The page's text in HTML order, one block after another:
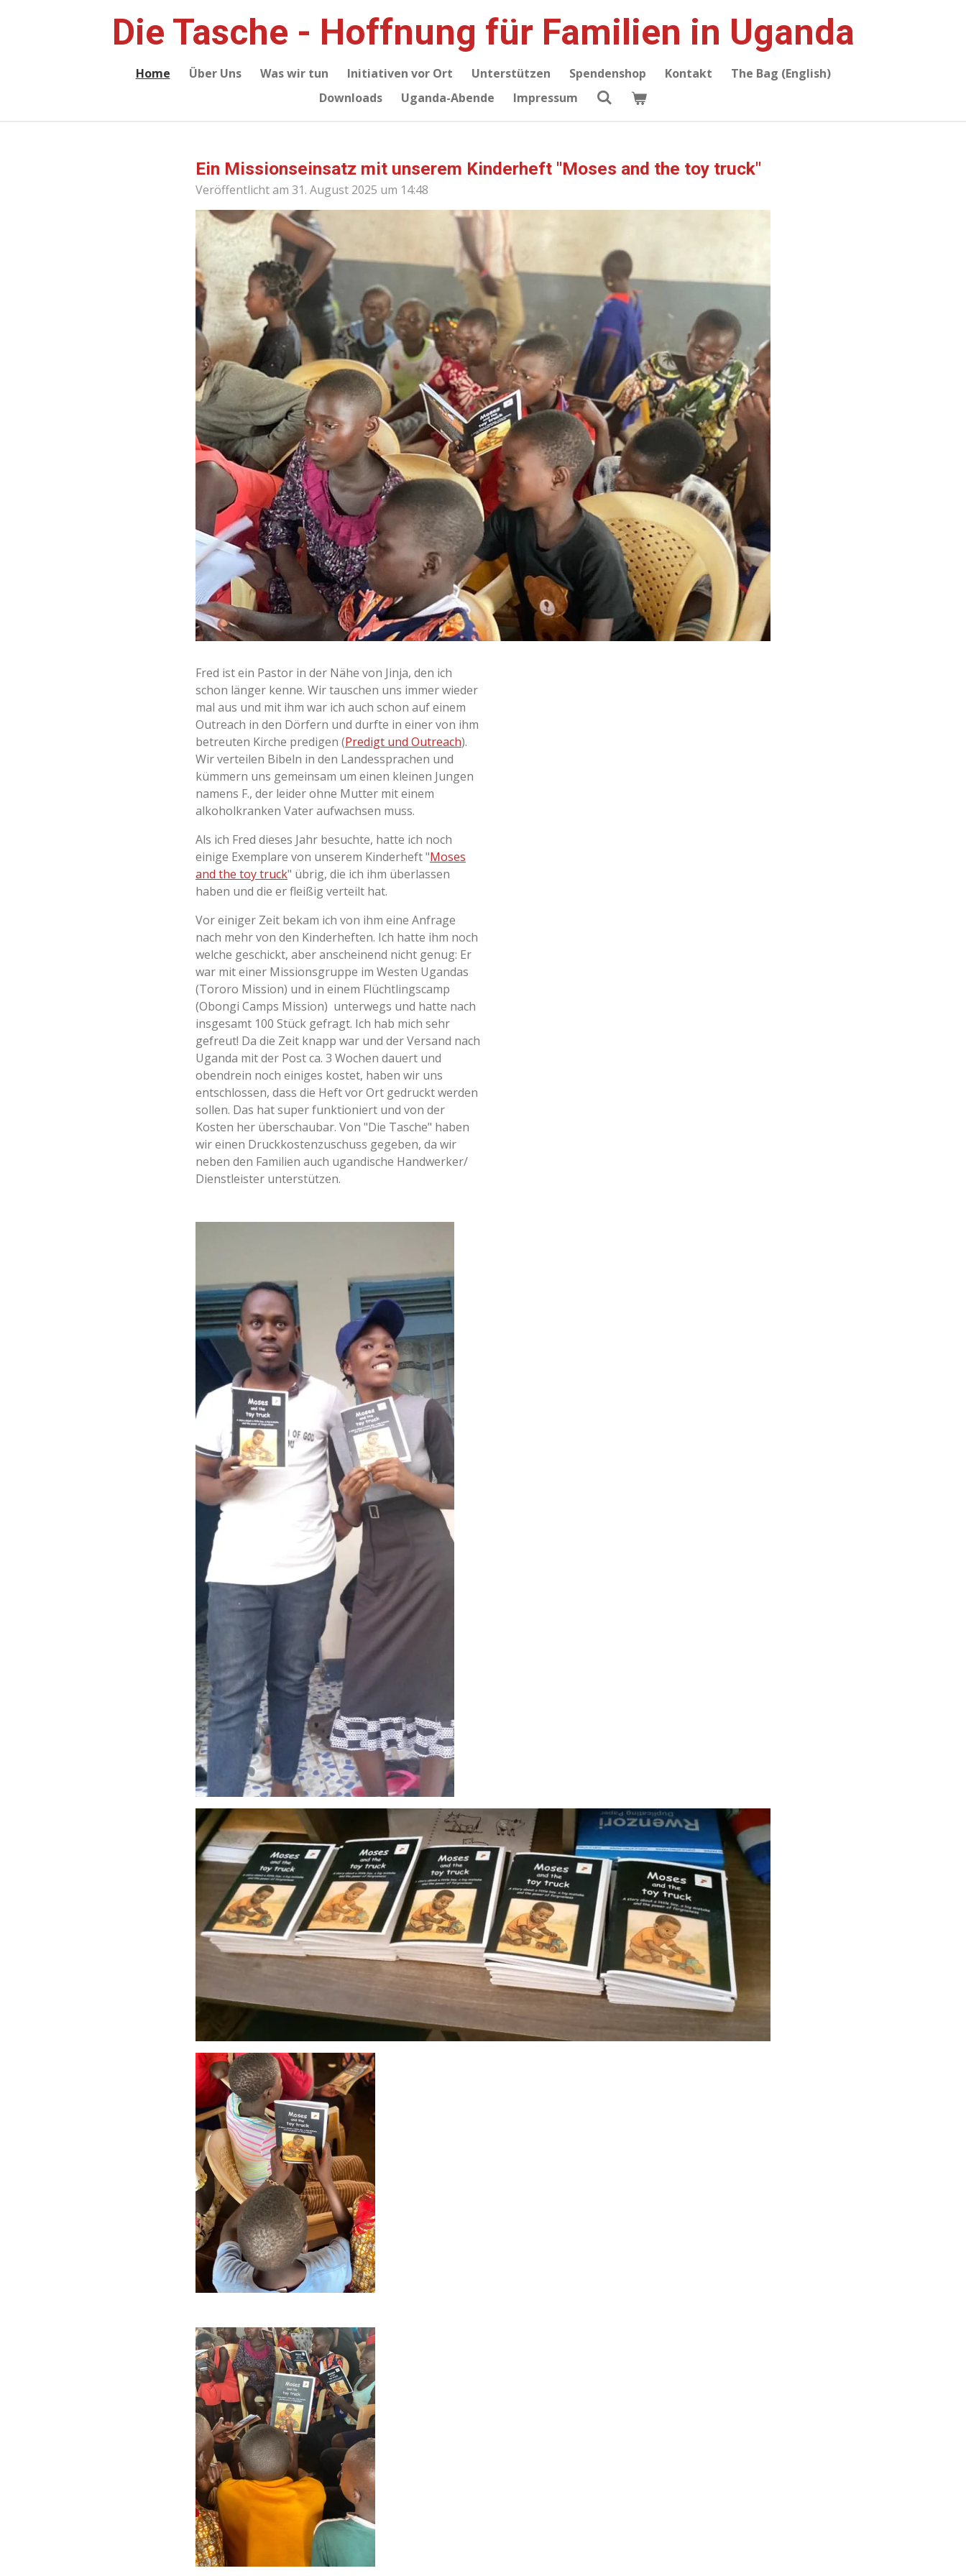
Die Tasche - Hoffnung für Familien in Uganda
Home Über Uns Was wir tun Initiativen vor Ort Unterstützen Spendenshop Kontakt
The Bag (English)
Downloads
Uganda-Abende Impressum
Ein Missionseinsatz mit unserem Kinderheft "Moses and the toy truck"
Veröffentlicht am 31. August 2025 um 14:48
Fred ist ein Pastor in der Nähe von Jinja, den ich
schon länger kenne. Wir tauschen uns immer wieder
mal aus und mit ihm war ich auch schon auf einem
Outreach in den Dörfern und durfte in einer von ihm
betreuten Kirche predigen (Predigt und Outreach).
Wir verteilen Bibeln in den Landessprachen und
kümmern uns gemeinsam um einen kleinen Jungen
namens F., der leider ohne Mutter mit einem
alkoholkranken Vater aufwachsen muss.
Als ich Fred dieses Jahr besuchte, hatte ich noch
einige Exemplare von unserem Kinderheft "Moses
and the toy truck" übrig, die ich ihm überlassen
haben und die er fleißig verteilt hat.
Vor einiger Zeit bekam ich von ihm eine Anfrage
nach mehr von den Kinderheften. Ich hatte ihm noch
welche geschickt, aber anscheinend nicht genug: Er
war mit einer Missionsgruppe im Westen Ugandas
(Tororo Mission) und in einem Flüchtlingscamp
(Obongi Camps Mission) unterwegs und hatte nach
insgesamt 100 Stück gefragt. Ich hab mich sehr
gefreut! Da die Zeit knapp war und der Versand nach
Uganda mit der Post ca. 3 Wochen dauert und
obendrein noch einiges kostet, haben wir uns
entschlossen, dass die Heft vor Ort gedruckt werden
sollen. Das hat super funktioniert und von der
Kosten her überschaubar. Von "Die Tasche" haben
wir einen Druckkostenzuschuss gegeben, da wir
neben den Familien auch ugandische Handwerker/
Dienstleister unterstützen.